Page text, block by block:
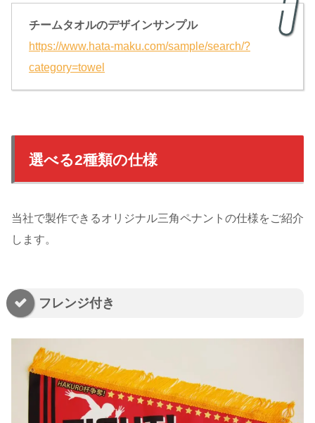
チームタオルのデザインサンプル
https://www.hata-maku.com/sample/search/?
category=towel
選べる2種類の仕様
当社で製作できるオリジナル三角ペナントの仕様をご紹介
します。
フレンジ付き